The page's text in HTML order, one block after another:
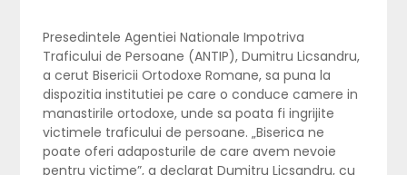
Presedintele Agentiei Nationale Impotriva
Traficului de Persoane (ANTIP), Dumitru Licsandru,
a cerut Bisericii Ortodoxe Romane, sa puna la
dispozitia institutiei pe care o conduce camere in
manastirile ortodoxe, unde sa poata fi ingrijite
victimele traficului de persoane. „Biserica ne
poate oferi adaposturile de care avem nevoie
pentru victime”, a declarat Dumitru Licsandru, cu